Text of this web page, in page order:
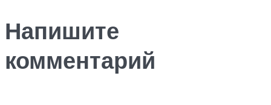
Напишите
комментарий